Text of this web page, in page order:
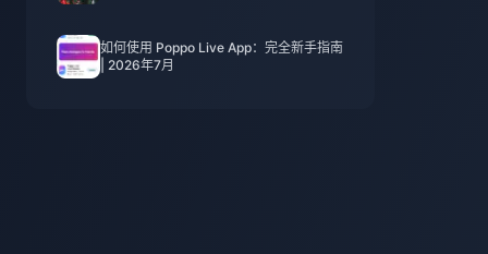
如何使用 Poppo Live App：完全新手指南
| 2026年7月